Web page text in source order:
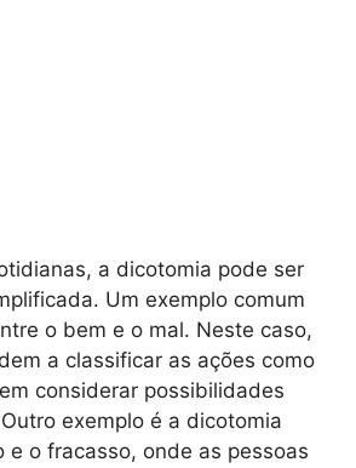
a dicotomia pode ser
Um exemplo comum
o bem e o mal. Neste caso,
a classificar as ações como
considerar possibilidades
exemplo é a dicotomia
e o fracasso, onde as pessoas